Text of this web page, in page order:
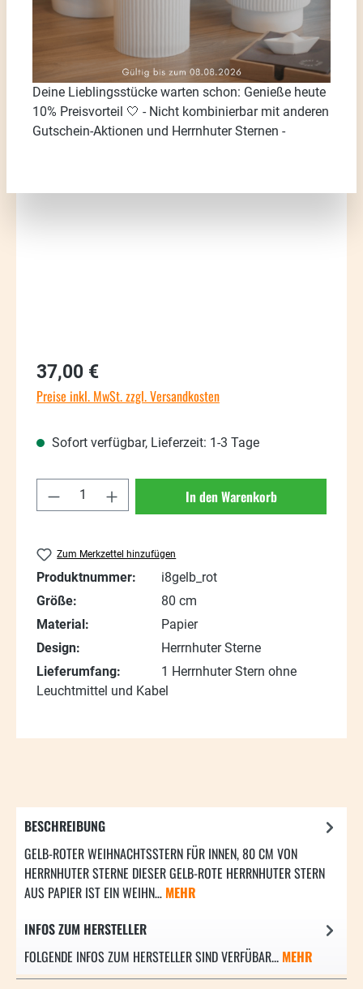
Regulärer Preis:
37,00 €
Preise inkl. MwSt. zzgl. Versandkosten
Sofort verfügbar, Lieferzeit: 1-3 Tage
Produkt Anzahl: Gib den gewünschten
In den Warenkorb
Zum Merkzettel hinzufügen
Produktnummer:
i8gelb_rot
Größe:
80 cm
Material:
Papier
Design:
Herrnhuter Sterne
Lieferumfang:
1 Herrnhuter Stern ohne
Leuchtmittel und Kabel
BESCHREIBUNG
GELB-ROTER WEIHNACHTSSTERN FÜR INNEN, 80 CM VON
HERRNHUTER STERNE DIESER GELB-ROTE HERRNHUTER STERN
AUS PAPIER IST EIN WEIHN… MEHR
INFOS ZUM HERSTELLER
FOLGENDE INFOS ZUM HERSTELLER SIND VERFÜBAR... MEHR
Deine Lieblingsstücke warten schon: Genieße heute
10% Preisvorteil 🤍 - Nicht kombinierbar mit anderen
Gutschein-Aktionen und Herrnhuter Sternen -